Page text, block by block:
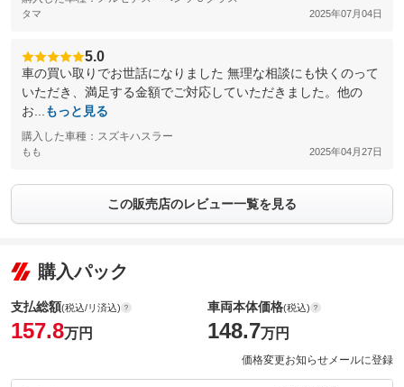
タマ 2025年07月04日
5.0
車の買い取りでお世話になりました 無理な相談にも快くのって
いただき、満足する金額でご対応していただきました。他の
お...
もっと見る
購入した車種：スズキハスラー
もも 2025年04月27日
この販売店のレビュー一覧を見る
購入パック
支払総額(税込/リ済込)
157.8万円
車両本体価格(税込)
148.7万円
価格変更お知らせメールに登録